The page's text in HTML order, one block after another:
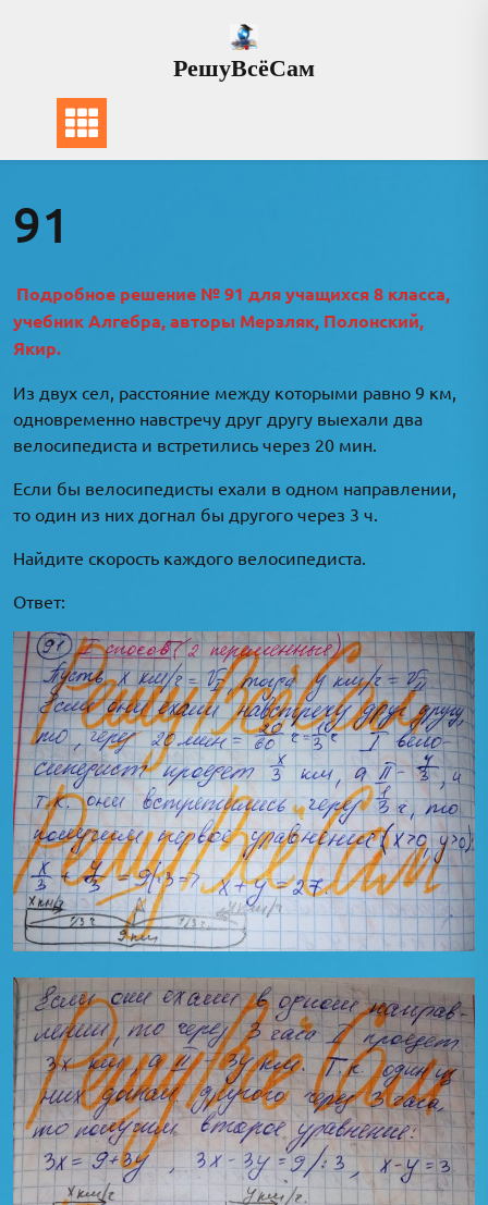
РешуВсёСам
91
Подробное решение № 91 для учащихся 8 класса,
учебник Алгебра, авторы Мерзляк, Полонский,
Якир.
Из двух сел, расстояние между которыми равно 9 км,
одновременно навстречу друг другу выехали два
велосипедиста и встретились через 20 мин.
Если бы велосипедисты ехали в одном направлении,
то один из них догнал бы другого через 3 ч.
Найдите скорость каждого велосипедиста.
Ответ: